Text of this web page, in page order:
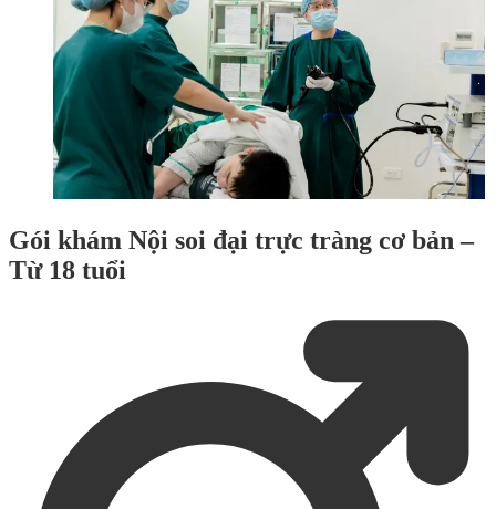
Gói khám Nội soi đại trực tràng cơ bản –
Từ 18 tuổi